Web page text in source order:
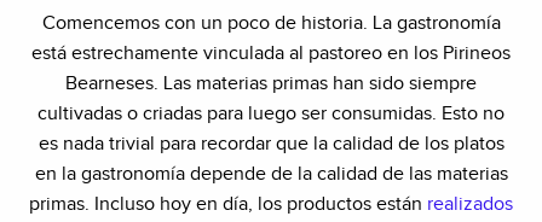
Comencemos con un poco de historia. La gastronomía
está estrechamente vinculada al pastoreo en los Pirineos
Bearneses. Las materias primas han sido siempre
cultivadas o criadas para luego ser consumidas. Esto no
es nada trivial para recordar que la calidad de los platos
en la gastronomía depende de la calidad de las materias
primas. Incluso hoy en día, los productos están realizados